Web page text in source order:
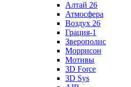
Алтай 26
Атмосфера
Воздух 26
Грация-1
Зверополис
Моррисон
Мотивы
3D Force
3D Sys